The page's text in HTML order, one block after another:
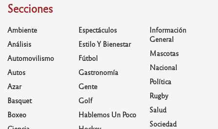
Secciones
Ambiente
Análisis
Automovilismo
Autos
Azar
Basquet
Boxeo
Espectáculos
Estilo Y Bienestar
Fútbol
Gastronomía
Gente
Golf
Hablemos Un Poco
Información
General
Mascotas
Nacional
Política
Rugby
Salud
Sociedad